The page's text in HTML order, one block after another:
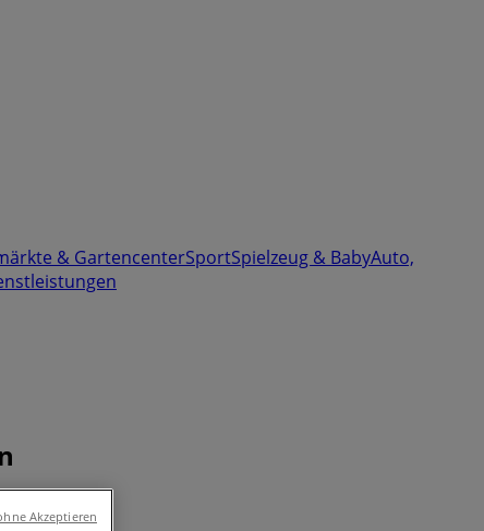
& GartencenterSportSpielzeug & BabyAuto,
Akzeptieren